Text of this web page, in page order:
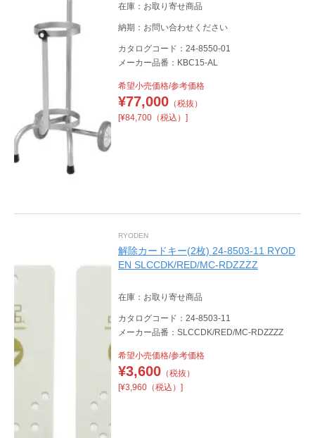
在庫：お取り寄せ商品
納期：お問い合わせください
カタログコード：24-8550-01
メーカー品番：KBC15-AL
希望小売価格/参考価格
¥77,000（税抜）
[¥84,700（税込）]
RYODEN
解除カードキー(2枚) 24-8503-11 RYOD
EN SLCCDK/RED/MC-RDZZZZ
在庫：お取り寄せ商品
カタログコード：24-8503-11
メーカー品番：SLCCDK/RED/MC-RDZZZZ
希望小売価格/参考価格
¥3,600（税抜）
[¥3,960（税込）]